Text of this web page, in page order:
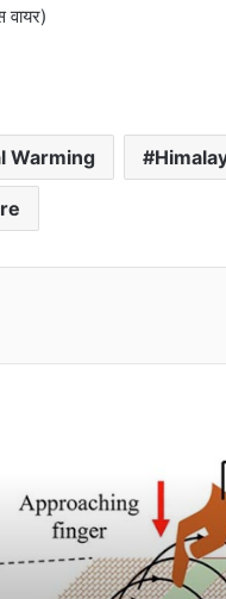
वायर)
Warmingसंक्रमण पर लगाम लगा
स्क्रीन प्रौद्योगिकी
पुस्तक मेला
हड्डी विकारों की दवा
व्यावसायीकरण के लिए नई